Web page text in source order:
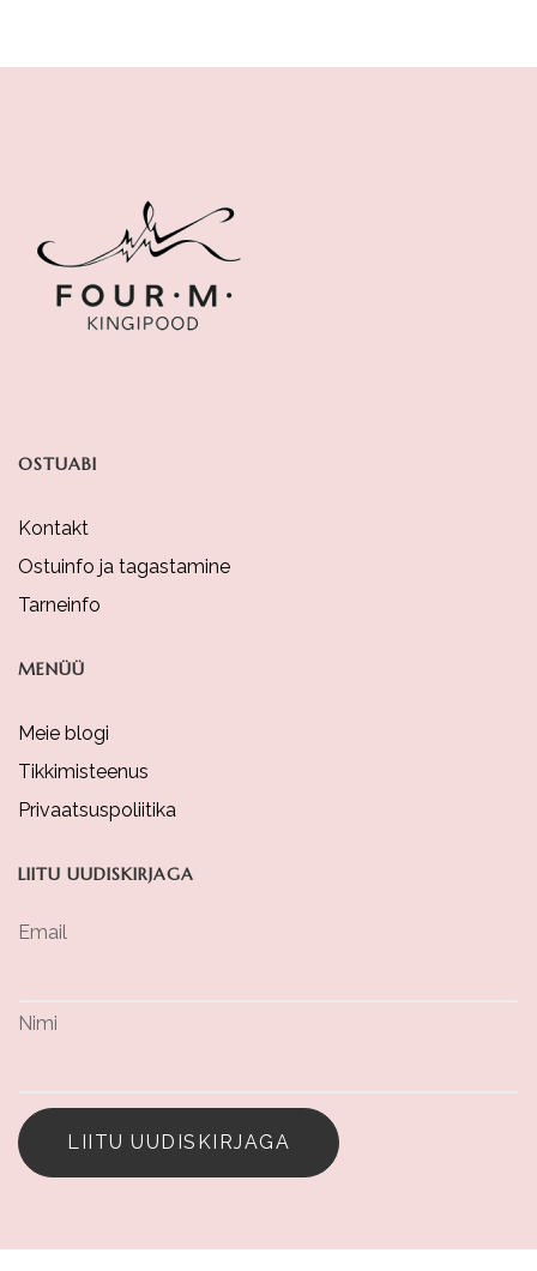
OSTUABI
Kontakt
Ostuinfo ja tagastamine
Tarneinfo
MENÜÜ
Meie blogi
Tikkimisteenus
Privaatsuspoliitika
LIITU UUDISKIRJAGA
Email
Nimi
LIITU UUDISKIRJAGA